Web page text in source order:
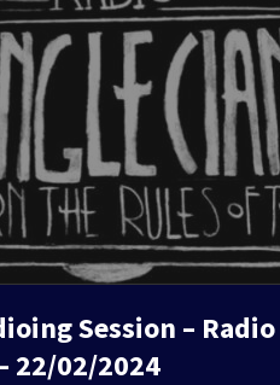
Session –
22/02/2024